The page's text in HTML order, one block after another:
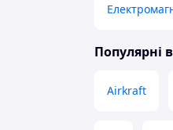
Популярні
Airkraft